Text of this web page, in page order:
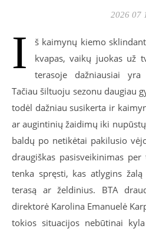
2026 07
I
š kaimynų kiemo
kvapas, vaikų juokas už
terasoje dažniausiai
Tačiau šiltuoju sezonu daugiau
todėl dažniau susikerta ir
ar augintinių žaidimų iki
baldų po netikėtai pakilusio
draugiškas pasisveikinimas
tenka spręsti, kas atlygins
terasą ar želdinius. BTA
direktorė Karolina Emanuelė
tokios situacijos nebūtinai